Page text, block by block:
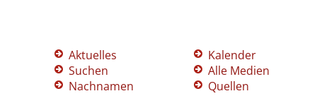
Aktuelles
Suchen
Nachnamen
Kalender
Alle Medien
Quellen